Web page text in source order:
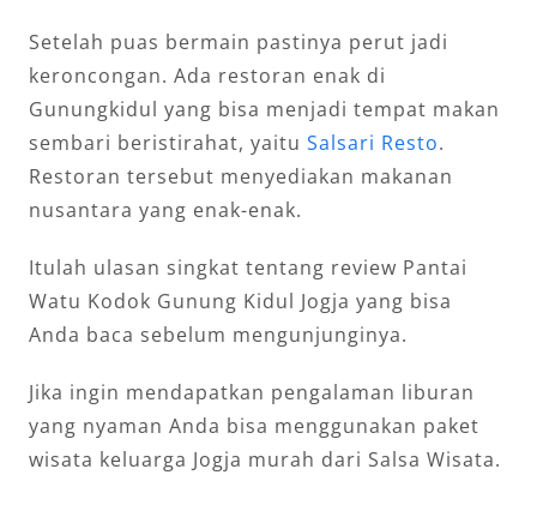
Setelah puas bermain pastinya perut jadi
keroncongan. Ada restoran enak di
Gunungkidul yang bisa menjadi tempat makan
sembari beristirahat, yaitu Salsari Resto.
Restoran tersebut menyediakan makanan
nusantara yang enak-enak.
Itulah ulasan singkat tentang review Pantai
Watu Kodok Gunung Kidul Jogja yang bisa
Anda baca sebelum mengunjunginya.
Jika ingin mendapatkan pengalaman liburan
yang nyaman Anda bisa menggunakan paket
wisata keluarga Jogja murah dari Salsa Wisata.